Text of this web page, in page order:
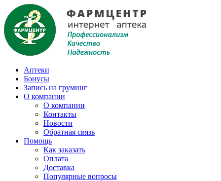
Аптеки
Бонусы
Запись на груминг
О компании
О компании
Контакты
Новости
Обратная связь
Помощь
Как заказать
Оплата
Доставка
Популярные вопросы